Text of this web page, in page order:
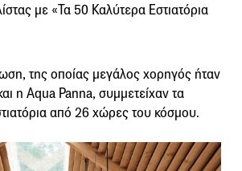
με «Τα 50 Καλύτερα Εστιατόρια
της οποίας μεγάλος χορηγός ήταν
η Aqua Panna, συμμετείχαν τα
από 26 χώρες του κόσμου.